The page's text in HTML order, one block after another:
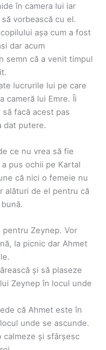
în camera lui iar
vorbească cu el.
așa cum a fost
dar acum
semn că a venit timpul
lucrurile lui pe care
cameră lui Emre. Îi
facă acest pas
dat putere.
ce nu vrea să fie
pus ochii pe Kartal
că nici o femeie nu
alături de el pentru că
Zeynep. Vor
la picnic dar Ahmet
și să plaseze
Zeynep în locul unde
că Ahmet este în
unde se ascunde.
calmeze și sfârșesc